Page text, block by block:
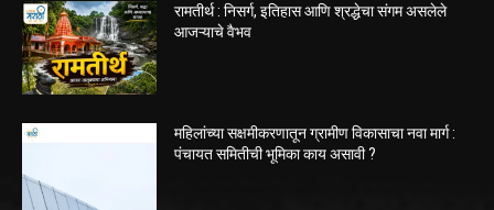
रामतीर्थ : निसर्ग, इतिहास आणि श्रद्धेचा संगम असलेले
आजऱ्याचे वैभव
महिलांच्या सक्षमीकरणातून ग्रामीण विकासाचा नवा मार्ग :
पंचायत समितीची भूमिका काय असावी ?